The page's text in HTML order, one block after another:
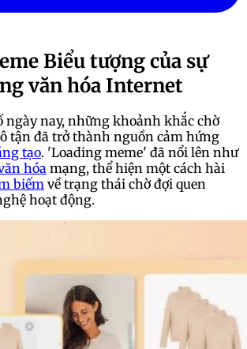
Biểu tượng của sự
văn hóa Internet
ngày nay, những khoảnh khắc chờ
tận đã trở thành nguồn cảm hứng
tạo. 'Loading meme' đã nổi lên như
hóa mạng, thể hiện một cách hài
biếm về trạng thái chờ đợi quen
hoạt động.